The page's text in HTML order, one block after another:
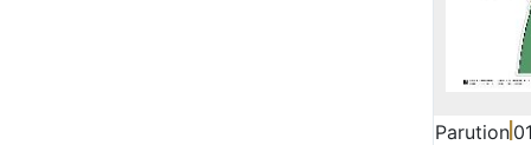
Parution